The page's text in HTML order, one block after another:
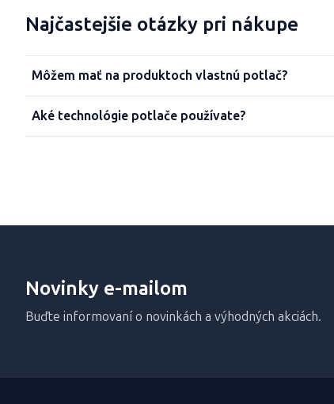
Najčastejšie otázky pri nákupe
Môžem mať na produktoch vlastnú potlač?
Aké technológie potlače používate?
Novinky e-mailom
Buďte informovaní o novinkách a výhodných akciách.